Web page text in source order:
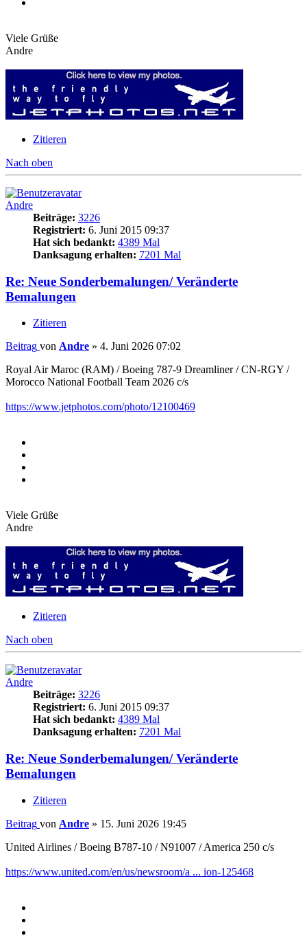
Viele Grüße
Andre
Zitieren
Nach oben
Andre
Beiträge: 3226
Registriert: 6. Juni 2015 09:37
Hat sich bedankt: 4389 Mal
Danksagung erhalten: 7201 Mal
Re: Neue Sonderbemalungen/ Veränderte
Bemalungen
Zitieren
Beitrag von Andre » 4. Juni 2026 07:02
Royal Air Maroc (RAM) / Boeing 787-9 Dreamliner / CN-RGY /
Morocco National Football Team 2026 c/s
https://www.jetphotos.com/photo/12100469
Viele Grüße
Andre
Zitieren
Nach oben
Andre
Beiträge: 3226
Registriert: 6. Juni 2015 09:37
Hat sich bedankt: 4389 Mal
Danksagung erhalten: 7201 Mal
Re: Neue Sonderbemalungen/ Veränderte
Bemalungen
Zitieren
Beitrag von Andre » 15. Juni 2026 19:45
United Airlines / Boeing B787-10 / N91007 / America 250 c/s
https://www.united.com/en/us/newsroom/a ... ion-125468